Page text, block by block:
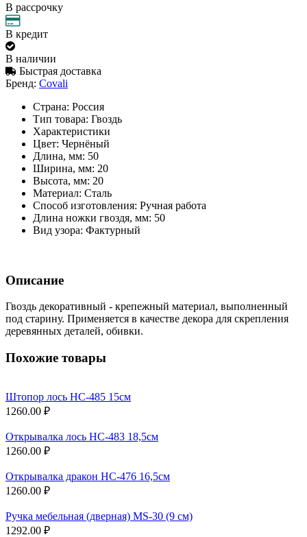
В рассрочку
В кредит
В наличии
Быстрая доставка
Бренд: Covali
Страна: Россия
Тип товара: Гвоздь
Характеристики
Цвет: Чернёный
Длина, мм: 50
Ширина, мм: 20
Высота, мм: 20
Материал: Сталь
Способ изготовления: Ручная работа
Длина ножки гвоздя, мм: 50
Вид узора: Фактурный
Описание
Гвоздь декоративный - крепежный материал, выполненный
под старину. Применяется в качестве декора для скрепления
деревянных деталей, обивки.
Похожие товары
Штопор лось НС-485 15см
1260.00 ₽
Открывалка лось НС-483 18,5см
1260.00 ₽
Открывалка дракон НС-476 16,5см
1260.00 ₽
Ручка мебельная (дверная) MS-30 (9 см)
1292.00 ₽